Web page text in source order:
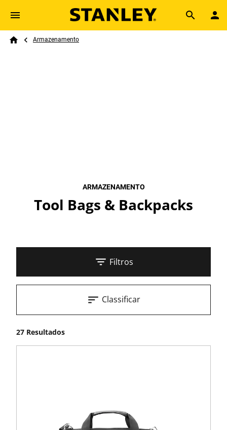
Skip to main content
Search
Breadcrumb
Armazenamento
ARMAZENAMENTO
Tool Bags & Backpacks
Filtros
27 Resultados
Classificar